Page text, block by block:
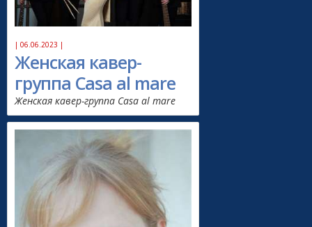
| 06.06.2023 |
Женская кавер-
группа Casa al mare
Женская кавер-группа Casa al mare